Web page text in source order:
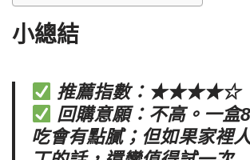
小總結
推薦指數：★★★★☆（
回購意願：不高。一盒
吃會有點膩；但如果家裡